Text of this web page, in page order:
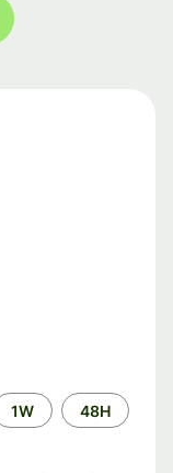
الفترة
الزمنية
48H
1W